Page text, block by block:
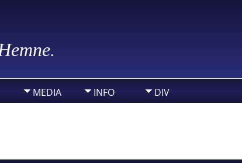
MEDIA INFO DIV